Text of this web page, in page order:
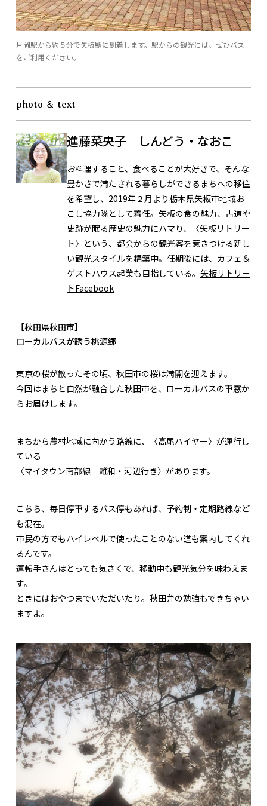
片岡駅から約５分で矢板駅に到着します。駅からの観光には、ぜひバス
をご利用ください。
photo ＆ text
進藤菜央子 しんどう・なおこ
お料理すること、食べることが大好きで、そんな
豊かさで満たされる暮らしができるまちへの移住
を希望し、2019年２月より栃木県矢板市地域お
こし協力隊として着任。矢板の食の魅力、古道や
史跡が眠る歴史の魅力にハマり、〈矢板リトリー
ト〉という、都会からの観光客を惹きつける新し
い観光スタイルを構築中。任期後には、カフェ＆
ゲストハウス起業も目指している。 矢板リトリー
トFacebook
【秋田県秋田市】
ローカルバスが誘う桃源郷
東京の桜が散ったその頃、秋田市の桜は満開を迎えます。
今回はまちと自然が融合した秋田市を、ローカルバスの車窓か
らお届けします。
まちから農村地域に向かう路線に、〈高尾ハイヤー〉が運行し
ている
〈マイタウン南部線 雄和・河辺行き〉があります。
こちら、毎日停車するバス停もあれば、予約制・定期路線など
も混在。
市民の方でもハイレベルで使ったことのない道も案内してくれ
るんです。
運転手さんはとっても気さくで、移動中も観光気分を味わえま
す。
ときにはおやつまでいただいたり。秋田弁の勉強もできちゃい
ますよ。